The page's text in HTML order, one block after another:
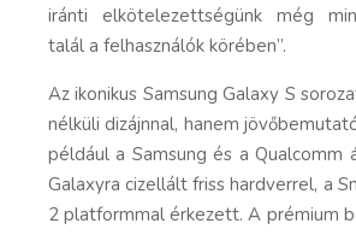
iránti elkötelezettségünk még
talál a felhasználók körében”.
Az ikonikus Samsung Galaxy S
nélküli dizájnnal, hanem
például a Samsung és a Qualcomm
Galaxyra cizellált friss hardverrel, a
2 platformmal érkezett. A prémium